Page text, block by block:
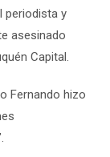
periodista y
asesinado
Capital.
Fernando hizo